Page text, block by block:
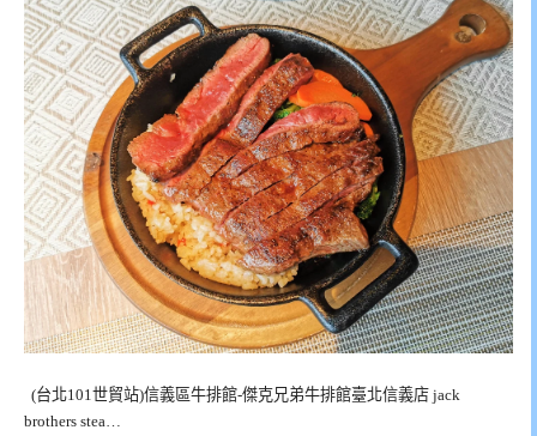
(台北101世貿站)信義區牛排館-傑克兄弟牛排館臺北信義店 jack
brothers stea…